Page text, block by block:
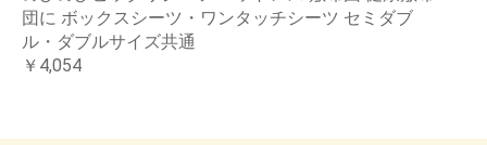
団に ボックスシーツ・ワンタッチシーツ セミダブ
ル・ダブルサイズ共通
￥4,054